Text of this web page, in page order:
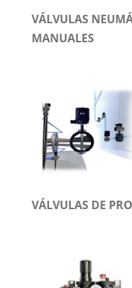
VÁLVULAS
MANUALES
VÁLVULAS DE